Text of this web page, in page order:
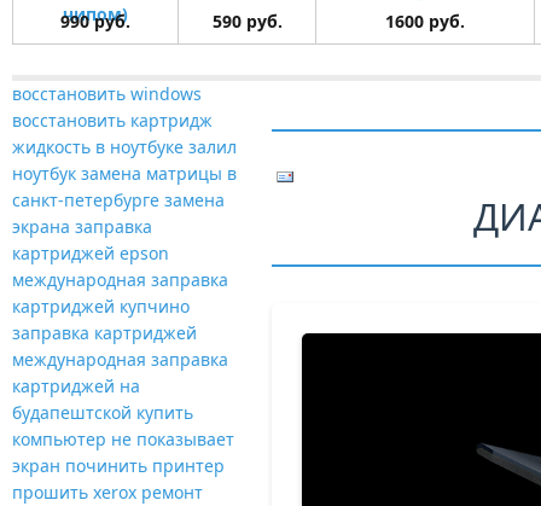
990 руб. 590 руб. 1600 руб.
восстановить windows
восстановить картридж
жидкость в ноутбуке залил
ноутбук замена матрицы в
санкт-петербурге замена
экрана заправка
картриджей epson
международная заправка
картриджей купчино
заправка картриджей
международная заправка
картриджей на
будапештской купить
компьютер не показывает
экран починить принтер
прошить xerox ремонт